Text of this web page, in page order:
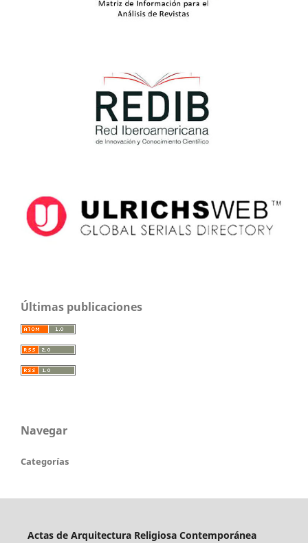
Últimas publicaciones
Navegar
Categorías
Actas de Arquitectura Religiosa Contemporánea